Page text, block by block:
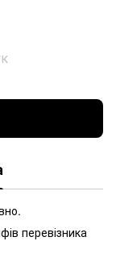
перевізника